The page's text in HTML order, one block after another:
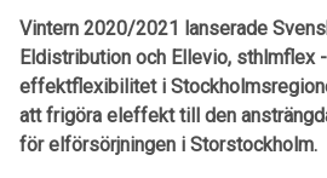
Vintern 2020/2021 lanserade
Eldistribution och Ellevio, sthlmflex
effektflexibilitet i
att frigöra eleffekt till den
för elförsörjningen i Storstockholm.